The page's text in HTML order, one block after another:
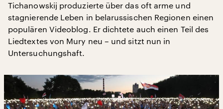
Tichanowskij produzierte über das oft arme und
stagnierende Leben in belarussischen Regionen einen
populären Videoblog. Er dichtete auch einen Teil des
Liedtextes von Mury neu – und sitzt nun in
Untersuchungshaft.